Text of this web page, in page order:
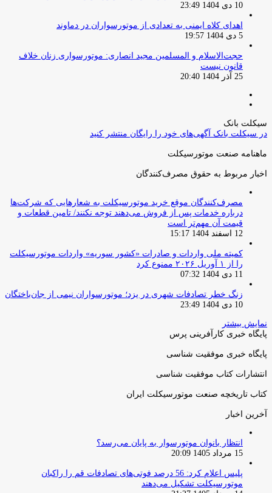
10 دی 1404 23:49
اهدای کلاه ایمنی به تعدادی از موتورسواران در دماوند
5 دی 1404 19:57
حجت‌الاسلام و المسلمین مجید انصاری: موتورسواری زنان خلاف
قانون نیست
25 آذر 1404 20:40
سیکلت بانک
در سیکلت بانک آگهی‌های خود را رایگان منتشر کنید
ماهنامه صنعت موتورسیکلت
اخبار مربوط به حقوق مصرف‌کنندگان
مصرف‌کنندگان موقع خرید موتورسیکلت به شعارهایی که شرکت‌ها
درباره خدمات پس از فروش می‌دهند توجه نکنند/ تامین قطعات و
قیمت آن مهم‌تر است
12 اسفند 1404 15:17
کمیته ملی واردات و صادرات «کشور سوریه» واردات موتورسیکلت
را از ۱ آوریل ۲۰۲۶ ممنوع کرد
11 دی 1404 07:32
زنگ خطر تصادفات شهری در یزد؛ موتورسواران نیمی از جان‌باختگان
10 دی 1404 23:49
نمایش بیشتر
پایگاه خبری کارآفرینی پرس
پایگاه خبری موفقیت شناسی
انتشارات کتاب موفقیت شناسی
کتاب تاریخچه صنعت موتورسیکلت ایران
آخرین اخبار
انتظار بانوان موتورسوار به پایان می‌رسد؟
15 مرداد 1405 20:09
پلیس اعلام کرد: 56 درصد فوتی‌های تصادفات قم را راکبان
موتورسیکلت تشکیل می‌دهند